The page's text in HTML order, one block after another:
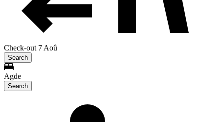
Check-out 7 Aoû
Search
Agde
Search